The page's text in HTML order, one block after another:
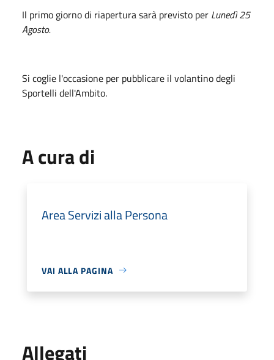
Il primo giorno di riapertura sarà previsto per Lunedì 25
Agosto.
Si coglie l'occasione per pubblicare il volantino degli
Sportelli dell'Ambito.
A cura di
Area Servizi alla Persona
VAI ALLA PAGINA
Allegati